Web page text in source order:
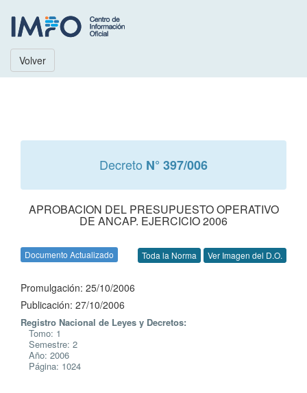
Volver
Decreto N° 397/006
APROBACION DEL PRESUPUESTO OPERATIVO
DE ANCAP. EJERCICIO 2006
Documento Actualizado Toda la Norma Ver Imagen del D.O.
Promulgación: 25/10/2006
Publicación: 27/10/2006
Registro Nacional de Leyes y Decretos:
Tomo: 1
Semestre: 2
Año: 2006
Página: 1024